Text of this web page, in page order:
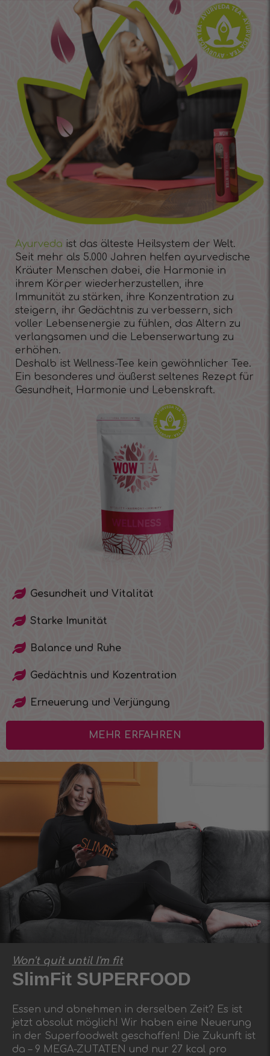
Ayurveda ist das älteste Heilsystem der Welt.
Seit mehr als 5.000 Jahren helfen ayurvedische
Kräuter Menschen dabei, die Harmonie in
ihrem Körper wiederherzustellen, ihre
Immunität zu stärken, ihre Konzentration zu
steigern, ihr Gedächtnis zu verbessern, sich
voller Lebensenergie zu fühlen, das Altern zu
verlangsamen und die Lebenserwartung zu
erhöhen.
Deshalb ist Wellness-Tee kein gewöhnlicher Tee.
Ein besonderes und äußerst seltenes Rezept für
Gesundheit, Harmonie und Lebenskraft.
Gesundheit und Vitalität
Starke Imunität
Balance und Ruhe
Gedächtnis und Kozentration
Erneuerung und Verjüngung
MEHR ERFAHREN
SlimFit SUPERFOOD
Won't quit until I'm fit
Essen und abnehmen in derselben Zeit? Es ist
jetzt absolut möglich! Wir haben eine Neuerung
in der Superfoodwelt geschaffen! Die Zukunft ist
da – 9 MEGA-ZUTATEN und nur 27 kcal pro